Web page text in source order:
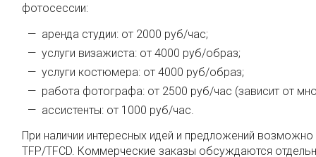
фотосессии:
аренда студии: от 2000 руб/час;
услуги визажиста: от 4000 руб/образ;
услуги костюмера: от 4000 руб/образ;
работа фотографа: от 2500 руб/час (зависит от
ассистенты: от 1000 руб/час.
При наличии интересных идей и предложений
TFP/TFCD. Коммерческие заказы обсуждаются